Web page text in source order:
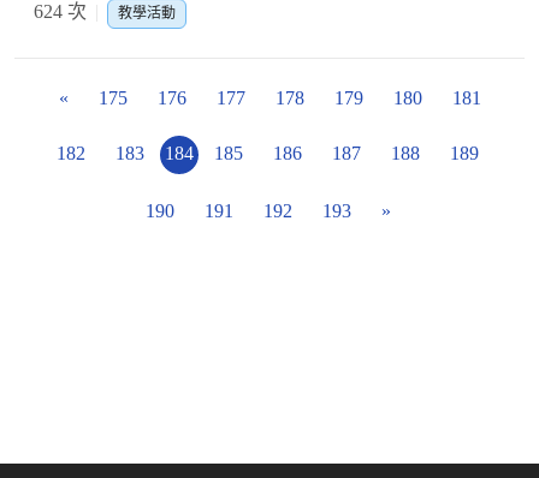
624 次
教學活動
« 175 176 177 178 179 180 181
182 183 184 185 186 187 188 189
190 191 192 193 »